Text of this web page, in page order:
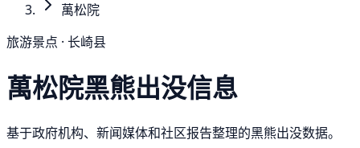
萬松院
旅游景点 · 长崎县
萬松院黑熊出没信息
基于政府机构、新闻媒体和社区报告整理的黑熊出没数据。